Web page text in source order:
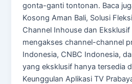
gonta-ganti tontonan. Baca
Kosong Aman Bali, Solusi
Channel Inhouse dan Eksklusif
mengakses channel-channel
Indonesia, CNBC Indonesia,
yang eksklusif hanya tersedia
Keunggulan Aplikasi TV